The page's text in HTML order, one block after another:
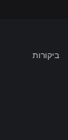
ביקורות